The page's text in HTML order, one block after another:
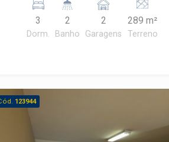
de Carvalho e Mário Dedini,
proporcionando comércios e serviços a
poucos metros de distância. Esteja
Vocação comercial; - 3 dormitórios; -
Sala; - Banheiro social; - Cozinha; -
3
Dorm.
2
Banho
2
Garagens
289 m²
Terreno
123944